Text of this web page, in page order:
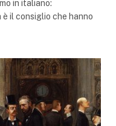
in italiano:
il consiglio che hanno